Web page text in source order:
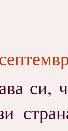
си,